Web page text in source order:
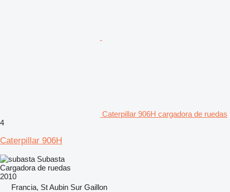
Caterpillar 906H cargadora de ruedas
4
Caterpillar 906H
Subasta
Cargadora de ruedas
2010
Francia, St Aubin Sur Gaillon